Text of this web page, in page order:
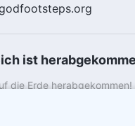
ist
die Erde
betreten?